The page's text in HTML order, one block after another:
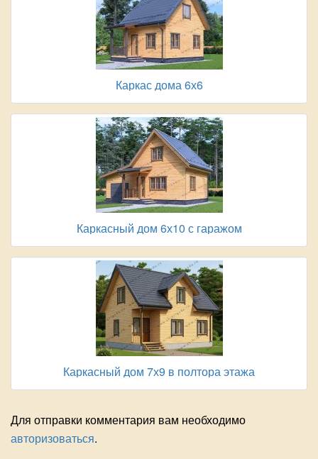
Каркас дома 6х6
Каркасный дом 6х10 с гаражом
Каркасный дом 7х9 в полтора этажа
Для отправки комментария вам необходимо
авторизоваться.